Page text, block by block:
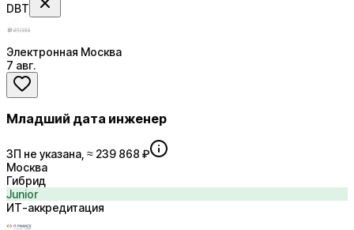
DBT
Электронная Москва
7 авг.
Младший дата инженер
ЗП не указана, ≈ 239 868 ₽
Москва
Гибрид
Junior
ИТ-аккредитация